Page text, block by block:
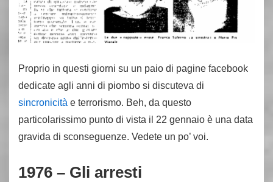
Proprio in questi giorni su un paio di pagine facebook
dedicate agli anni di piombo si discuteva di
sincronicità e terrorismo. Beh, da questo
particolarissimo punto di vista il 22 gennaio è una data
gravida di sconseguenze. Vedete un po’ voi.
1976 – Gli arresti